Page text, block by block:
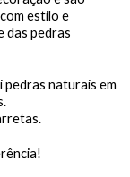
estilo e
das pedras
pedras naturais em